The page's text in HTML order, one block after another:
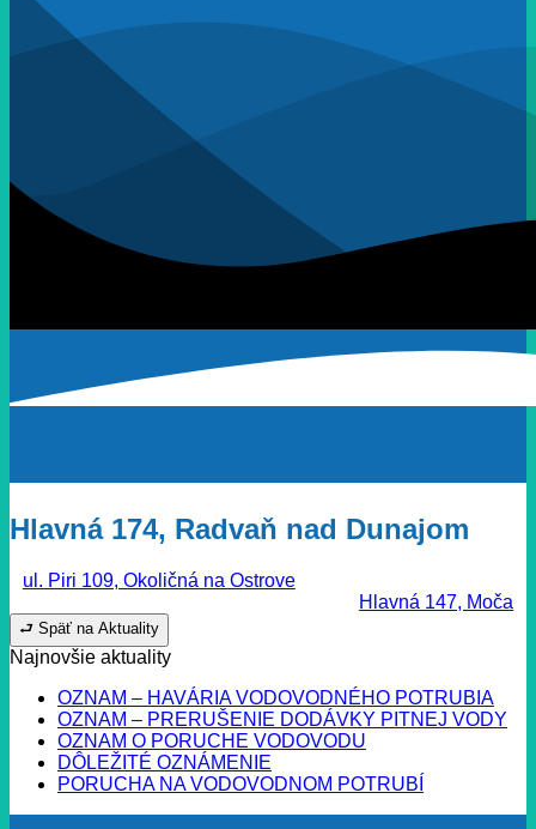
Hlavná 174, Radvaň nad Dunajom
ul. Piri 109, Okoličná na Ostrove
Hlavná 147, Moča
⮐ Späť na Aktuality
Najnovšie aktuality
OZNAM – HAVÁRIA VODOVODNÉHO POTRUBIA
OZNAM – PRERUŠENIE DODÁVKY PITNEJ VODY
OZNAM O PORUCHE VODOVODU
DÔLEŽITÉ OZNÁMENIE
PORUCHA NA VODOVODNOM POTRUBÍ